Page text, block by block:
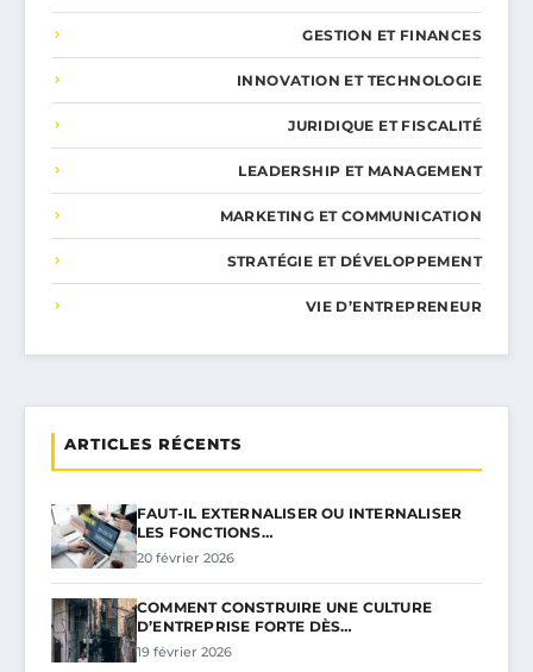
GESTION ET FINANCES
INNOVATION ET TECHNOLOGIE
JURIDIQUE ET FISCALITÉ
LEADERSHIP ET MANAGEMENT
MARKETING ET COMMUNICATION
STRATÉGIE ET DÉVELOPPEMENT
VIE D’ENTREPRENEUR
ARTICLES RÉCENTS
FAUT-IL EXTERNALISER OU INTERNALISER
LES FONCTIONS…
20 février 2026
COMMENT CONSTRUIRE UNE CULTURE
D’ENTREPRISE FORTE DÈS…
19 février 2026